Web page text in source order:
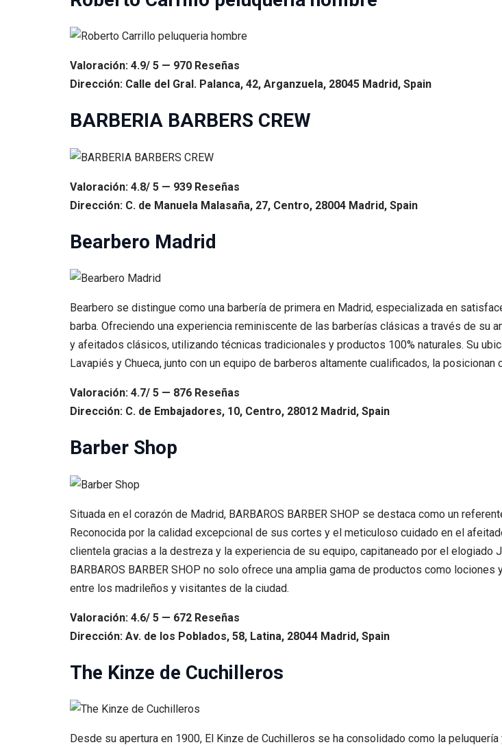
Valoración: 4.9/ 5 — 970 Reseñas
Dirección: Calle del Gral. Palanca, 42, Arganzuela, 28045 Madrid, Spain
BARBERIA BARBERS CREW
Valoración: 4.8/ 5 — 939 Reseñas
Dirección: C. de Manuela Malasaña, 27, Centro, 28004 Madrid, Spain
Bearbero Madrid
Bearbero se distingue como una barbería de primera en Madrid, especializada en
barba. Ofreciendo una experiencia reminiscente de las barberías clásicas a través de su
y afeitados clásicos, utilizando técnicas tradicionales y productos 100% naturales. Su
Lavapiés y Chueca, junto con un equipo de barberos altamente cualificados, la
Valoración: 4.7/ 5 — 876 Reseñas
Dirección: C. de Embajadores, 10, Centro, 28012 Madrid, Spain
Barber Shop
Situada en el corazón de Madrid, BARBAROS BARBER SHOP se destaca como un
Reconocida por la calidad excepcional de sus cortes y el meticuloso cuidado en el
clientela gracias a la destreza y la experiencia de su equipo, capitaneado por el elogiado
BARBAROS BARBER SHOP no solo ofrece una amplia gama de productos como
entre los madrileños y visitantes de la ciudad.
Valoración: 4.6/ 5 — 672 Reseñas
Dirección: Av. de los Poblados, 58, Latina, 28044 Madrid, Spain
The Kinze de Cuchilleros
Desde su apertura en 1900, El Kinze de Cuchilleros se ha consolidado como la